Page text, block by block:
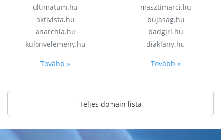
ultimatum.hu
aktivista.hu
anarchia.hu
kulonvelemeny.hu
Tovább »
masztimarci.hu
bujasag.hu
badgirl.hu
diaklany.hu
Tovább »
Teljes domain lista